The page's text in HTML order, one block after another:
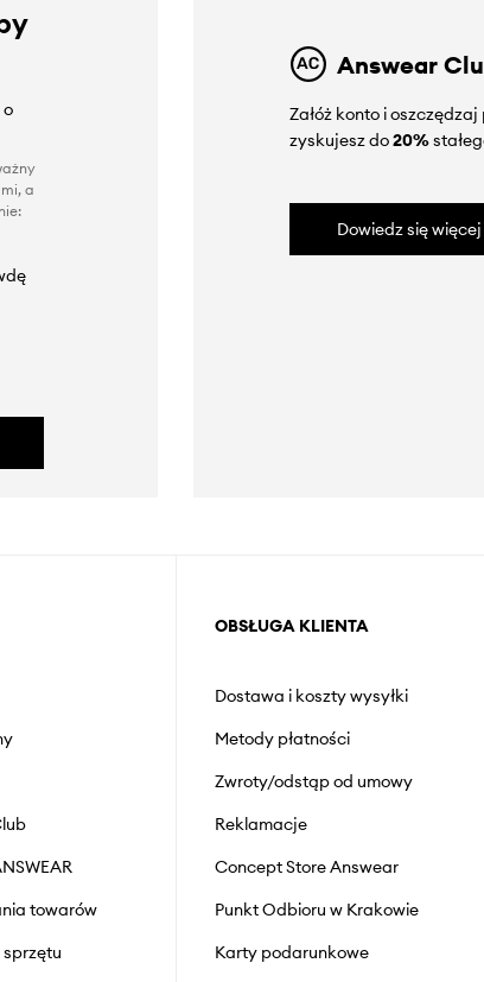
o
a
Answear
Załóż konto i
zyskujesz do20%
Dowiedz się więcej
towarów
OBSŁUGA KLIENTA
Dostawa i koszty wysyłki
Metody płatności
Zwroty/odstąp od umowy
Reklamacje
Concept Store Answear
Punkt Odbioru w Krakowie
Karty podarunkowe